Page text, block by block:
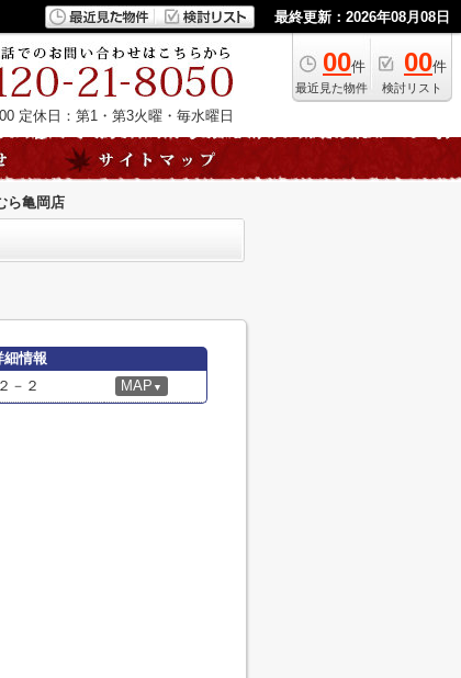
最終更新：2026年08月08日
00件
最近見た物件
00件
検討リスト
定休日：第1・第3火曜・毎水曜日
ら亀岡店
細情報
－２ MAP ▼